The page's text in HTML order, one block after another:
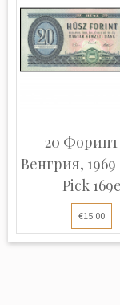
20
Венгрия, 1969
Pick 169e
€15.00